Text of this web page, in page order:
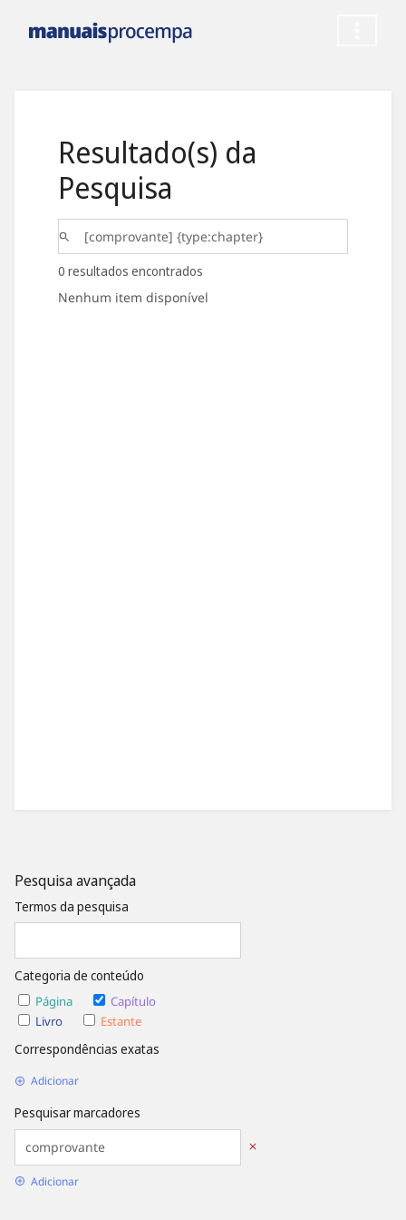
Pesquisa avançada
Termos da pesquisa
Categoria de conteúdo
Página
Capítulo
Livro
Estante
Correspondências exatas
Adicionar
Pesquisar marcadores
Adicionar
Resultado(s) da
Pesquisa
0 resultados encontrados
Nenhum item disponível